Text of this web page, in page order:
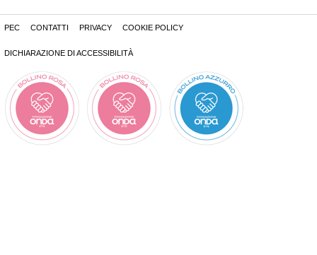
PEC CONTATTI PRIVACY COOKIE POLICY
DICHIARAZIONE DI ACCESSIBILITÀ